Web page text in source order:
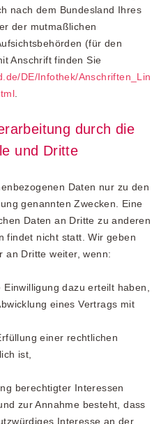
nach dem Bundesland Ihres
der mutmaßlichen
(für den
Anschrift finden Sie
DE/Infothek/Anschriften_Lin
durch die
und Dritte
Daten nur zu den
genannten Zwecken. Eine
Daten an Dritte zu anderen
findet nicht statt. Wir geben
an Dritte weiter, wenn:
dazu erteilt haben,
eines Vertrags mit
einer rechtlichen
ist,
berechtigter Interessen
zur Annahme besteht, dass
Interesse an der